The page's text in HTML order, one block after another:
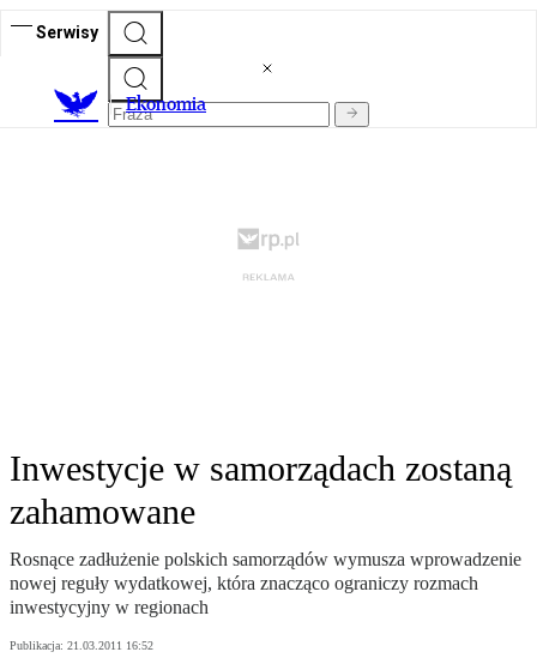
Serwisy
Ekonomia
Inwestycje w samorządach zostaną
zahamowane
Rosnące zadłużenie polskich samorządów wymusza wprowadzenie
nowej reguły wydatkowej, która znacząco ograniczy rozmach
inwestycyjny w regionach
Publikacja: 21.03.2011 16:52